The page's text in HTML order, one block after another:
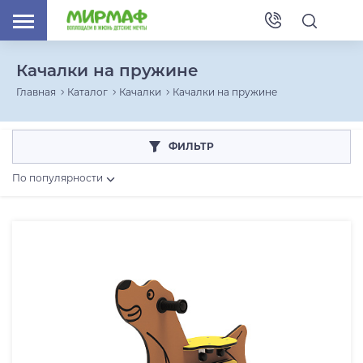
Качалки на пружине
Главная Каталог Качалки Качалки на пружине
ФИЛЬТР
По популярности
Длина (с учётом зоны безопасности), мм
До